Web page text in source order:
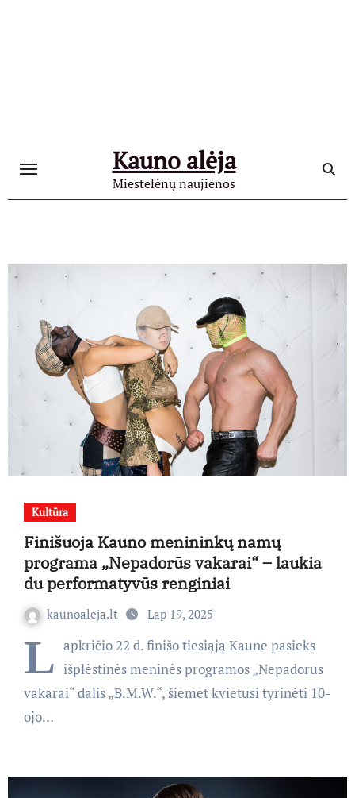
Kauno alėja
Miestelėnų naujienos
Kultūra
Finišuoja Kauno menininkų namų
programa „Nepadorūs vakarai“ – laukia
du performatyvūs renginiai
kaunoaleja.lt Lap 19, 2025
L apkričio 22 d. finišo tiesiąją Kaune pasieks
išplėstinės meninės programos „Nepadorūs
vakarai“ dalis „B.M.W.“, šiemet kvietusi tyrinėti 10-
ojo…